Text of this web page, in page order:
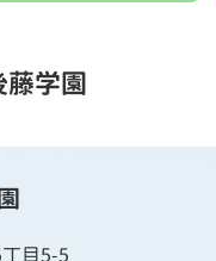
学園
目5-5